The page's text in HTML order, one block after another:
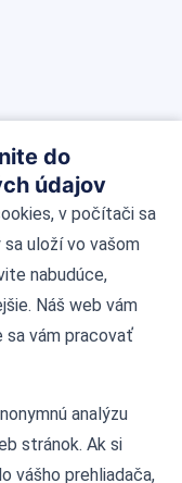
do
údajov
v počítači sa
uloží vo vašom
nabudúce,
Náš web vám
sa vám pracovať
analýzu
stránok. Ak si
vášho prehliadača,